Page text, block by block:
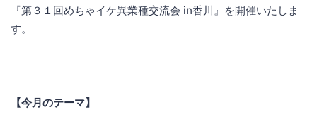
『第３１回めちゃイケ異業種交流会 in香川』を開催いたしま
す。
【今月のテーマ】